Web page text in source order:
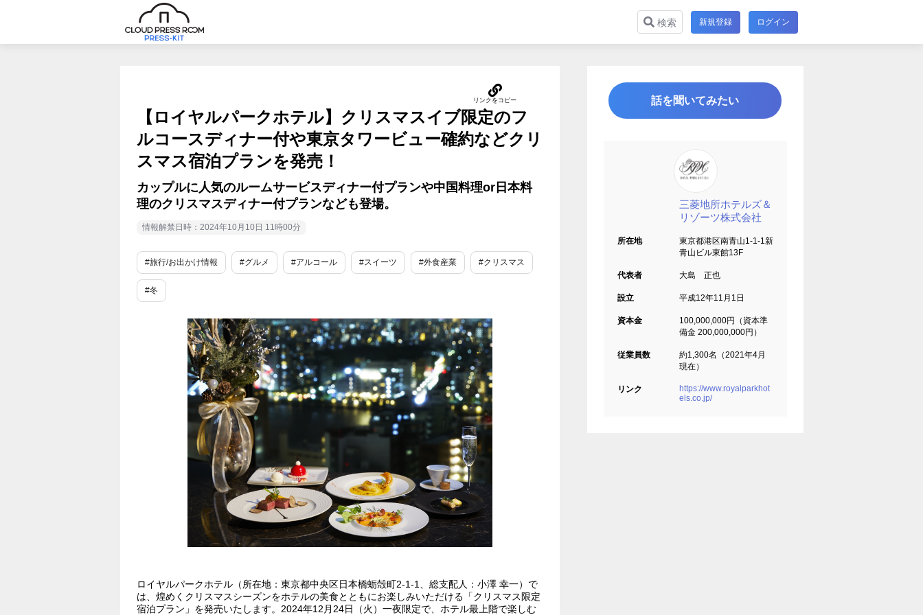
検索 新規登録 ログイン
【ロイヤルパークホテル】クリスマスイブ限定のフ
ルコースディナー付や東京タワービュー確約などクリ
スマス宿泊プランを発売！
カップルに人気のルームサービスディナー付プランや中国料理or日本料
理のクリスマスディナー付プランなども登場。
情報解禁日時：2024年10月10日 11時00分
#旅行/お出かけ情報 #グルメ #アルコール #スイーツ #外食産業 #クリスマス
#冬
ロイヤルパークホテル（所在地：東京都中央区日本橋蛎殻町2-1-1、総支配人：小澤 幸一）で
は、煌めくクリスマスシーズンをホテルの美食とともにお楽しみいただける「クリスマス限定
宿泊プラン」を発売いたします。2024年12月24日（火）一夜限定で、ホテル最上階で楽しむ
話を聞いてみたい
三菱地所ホテルズ＆
リゾーツ株式会社
所在地
東京都港区南青山1-1-1新
青山ビル東館13F
代表者 大島 正也
設立 平成12年11月1日
資本金
100,000,000円（資本準
備金 200,000,000円）
従業員数
約1,300名（2021年4月
現在）
リンク
https://www.royalparkhot
els.co.jp/